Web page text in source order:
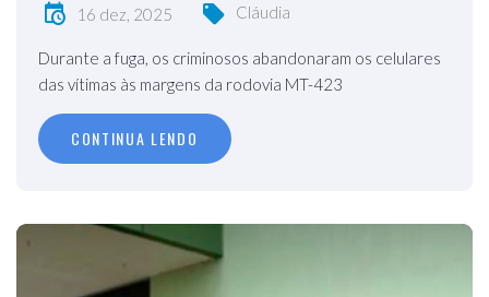
16 dez, 2025 Cláudia
Durante a fuga, os criminosos abandonaram os celulares
das vítimas às margens da rodovia MT-423
CONTINUA LENDO